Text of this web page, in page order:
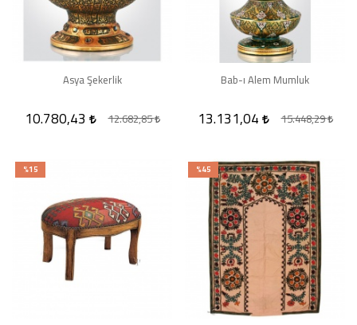
Asya Şekerlik
10.780,43 12.682,85
Bab-ı Alem Mumluk
13.131,04 15.448,29
%15 %45